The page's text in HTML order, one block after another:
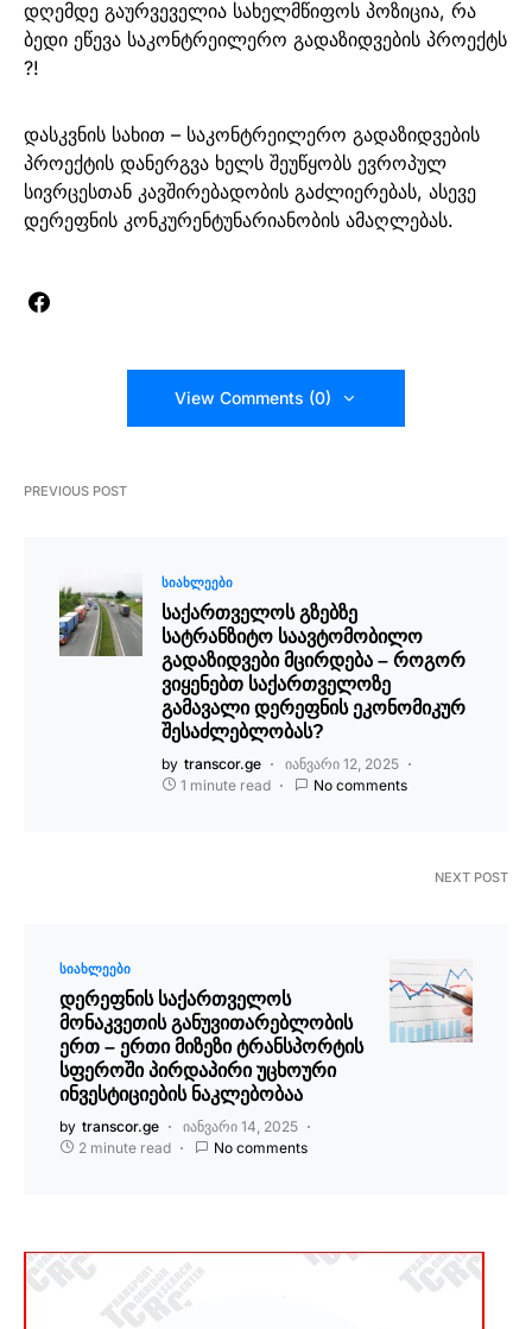
დღემდე გაურვეველია სახელმწიფოს პოზიცია, რა
ბედი ეწევა საკონტრეილერო გადაზიდვების პროექტს
?!
დასკვნის სახით – საკონტრეილერო გადაზიდვების
პროექტის დანერგვა ხელს შეუწყობს ევროპულ
სივრცესთან კავშირებადობის გაძლიერებას, ასევე
დერეფნის კონკურენტუნარიანობის ამაღლებას.
View Comments (0)
PREVIOUS POST
ᲡᲘᲐᲮᲚᲔᲔᲑᲘ
საქართველოს გზებზე
სატრანზიტო საავტომობილო
გადაზიდვები მცირდება – როგორ
ვიყენებთ საქართველოზე
გამავალი დერეფნის ეკონომიკურ
შესაძლებლობას?
by transcor.ge
იანვარი 12, 2025
1 minute read
No comments
NEXT POST
ᲡᲘᲐᲮᲚᲔᲔᲑᲘ
დერეფნის საქართველოს
მონაკვეთის განუვითარებლობის
ერთ – ერთი მიზეზი ტრანსპორტის
სფეროში პირდაპირი უცხოური
ინვესტიციების ნაკლებობაა
by transcor.ge
იანვარი 14, 2025
2 minute read
No comments